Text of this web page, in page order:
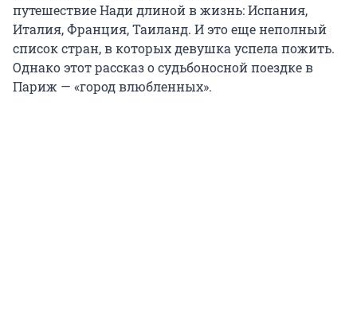
путешествие Нади длиной в жизнь: Испания,
Италия, Франция, Таиланд. И это еще неполный
список стран, в которых девушка успела пожить.
Однако этот рассказ о судьбоносной поездке в
Париж — «город влюбленных».